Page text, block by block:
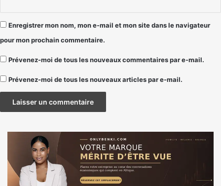
Enregistrer mon nom, mon e-mail et mon site dans le navigateur
pour mon prochain commentaire.
Prévenez-moi de tous les nouveaux commentaires par e-mail.
Prévenez-moi de tous les nouveaux articles par e-mail.